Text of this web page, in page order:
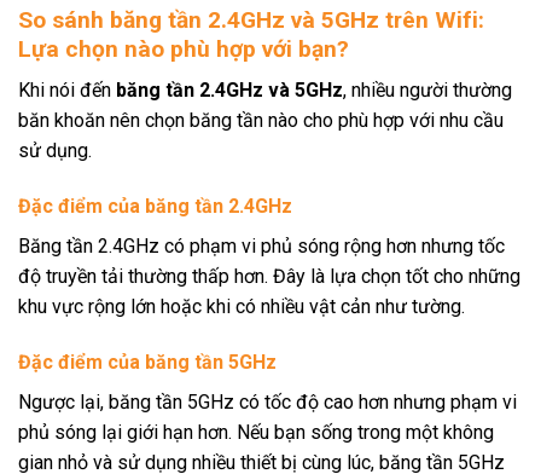
So sánh băng tần 2.4GHz và 5GHz trên Wifi:
Lựa chọn nào phù hợp với bạn?
Khi nói đến băng tần 2.4GHz và 5GHz, nhiều người thường
băn khoăn nên chọn băng tần nào cho phù hợp với nhu cầu
sử dụng.
Đặc điểm của băng tần 2.4GHz
Băng tần 2.4GHz có phạm vi phủ sóng rộng hơn nhưng tốc
độ truyền tải thường thấp hơn. Đây là lựa chọn tốt cho những
khu vực rộng lớn hoặc khi có nhiều vật cản như tường.
Đặc điểm của băng tần 5GHz
Ngược lại, băng tần 5GHz có tốc độ cao hơn nhưng phạm vi
phủ sóng lại giới hạn hơn. Nếu bạn sống trong một không
gian nhỏ và sử dụng nhiều thiết bị cùng lúc, băng tần 5GHz